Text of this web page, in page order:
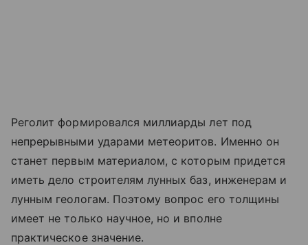
Реголит формировался миллиарды лет под
непрерывными ударами метеоритов. Именно он
станет первым материалом, с которым придется
иметь дело строителям лунных баз, инженерам и
лунным геологам. Поэтому вопрос его толщины
имеет не только научное, но и вполне
практическое значение.